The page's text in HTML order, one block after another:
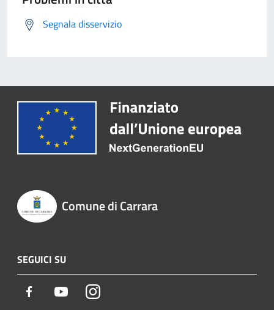
Segnala disservizio
Comune di Carrara
SEGUICI SU
Facebook YoutubeInstagram